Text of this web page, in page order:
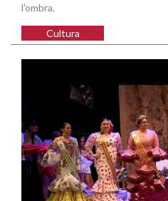
l'ombra.
Cultura